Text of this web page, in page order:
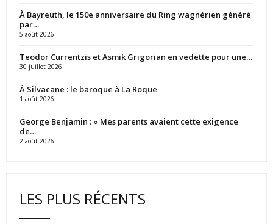
À Bayreuth, le 150e anniversaire du Ring wagnérien généré
par…
5 août 2026
Teodor Currentzis et Asmik Grigorian en vedette pour une…
30 juillet 2026
À Silvacane : le baroque à La Roque
1 août 2026
George Benjamin : « Mes parents avaient cette exigence
de…
2 août 2026
LES PLUS RÉCENTS